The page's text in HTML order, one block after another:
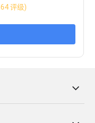
64评级)